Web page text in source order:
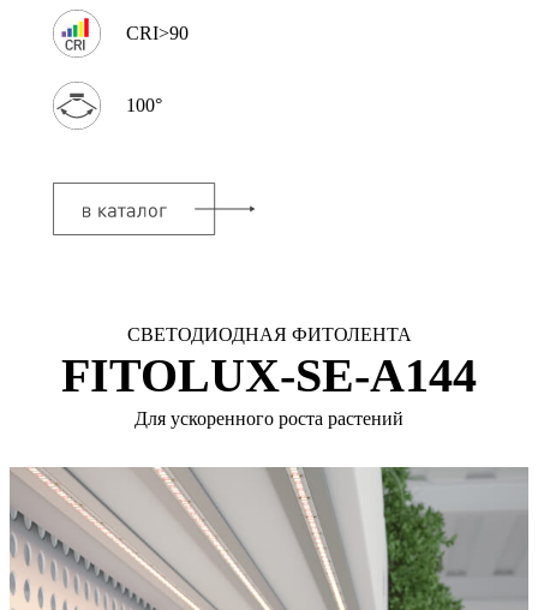
CRI>90
100°
СВЕТОДИОДНАЯ ФИТОЛЕНТА
FITOLUX-SE-A144
Для ускоренного роста растений